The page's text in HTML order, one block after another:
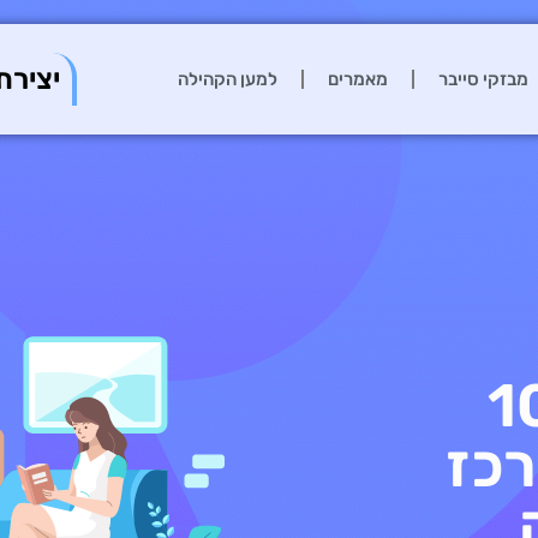
מבזקי סייבר מאמרים למען הקהילה